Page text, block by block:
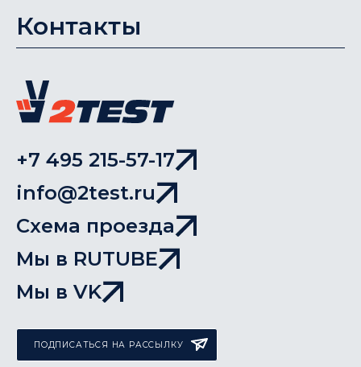
Контакты
+7 495 215-57-17
info@2test.ru
Схема проезда
Мы в RUTUBE
Мы в VK
ПОДПИСАТЬСЯ НА РАССЫЛКУ